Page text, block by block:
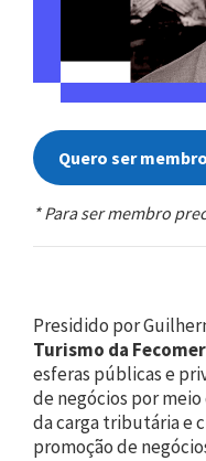
Quero ser membro
* Para ser membro
Presidido por
Turismo da
esferas públicas e
de negócios por
da carga tributária e
promoção de